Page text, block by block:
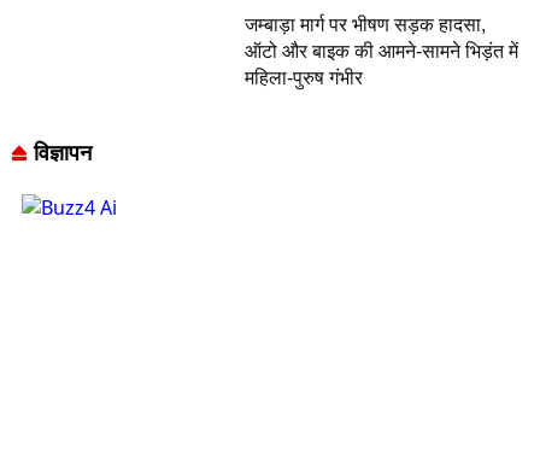
जम्बाड़ा मार्ग पर भीषण सड़क हादसा,
ऑटो और बाइक की आमने-सामने भिड़ंत में
महिला-पुरुष गंभीर
विज्ञापन